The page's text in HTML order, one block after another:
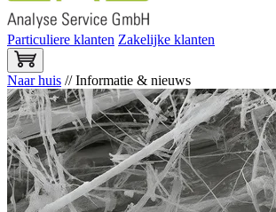
Particuliere klanten Zakelijke klanten
Naar huis //Informatie & nieuws